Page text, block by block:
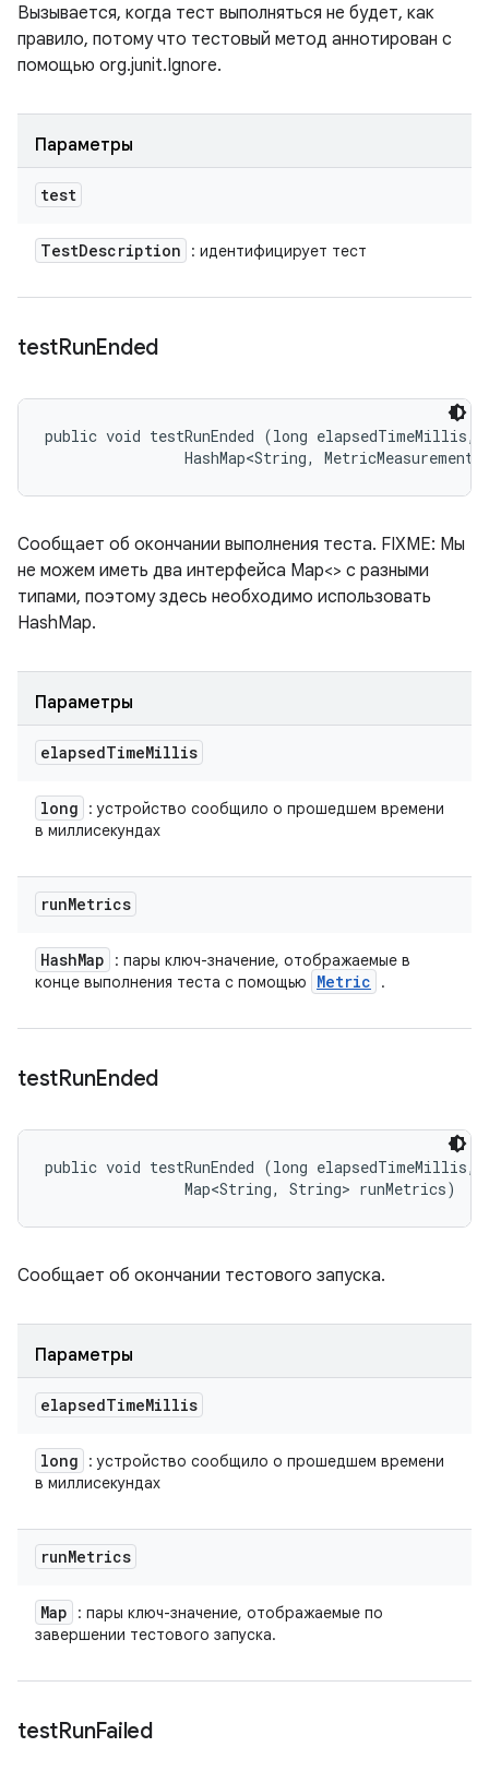
Вызывается, когда тест выполняться не будет, как
правило, потому что тестовый метод аннотирован с
помощью org.junit.Ignore.
Параметры
test
TestDescription : идентифицирует тест
testRunEnded
public void testRunEnded (long elapsedTimeMillis,
HashMap<String,
Сообщает об окончании выполнения теста. FIXME: Мы
не можем иметь два интерфейса Map<> с разными
типами, поэтому здесь необходимо использовать
HashMap.
Параметры
elapsedTimeMillis
long
: устройство сообщило о прошедшем времени
в миллисекундах
runMetrics
HashMap
: пары ключ-значение, отображаемые в
конце выполнения теста с помощью
Metric .
testRunEnded
public void testRunEnded (long elapsedTimeMillis,
                Map<String, String> runMetrics)
Сообщает об окончании тестового запуска.
Параметры
elapsedTimeMillis
long
: устройство сообщило о прошедшем времени
в миллисекундах
runMetrics
Map
: пары ключ-значение, отображаемые по
завершении тестового запуска.
testRunFailed